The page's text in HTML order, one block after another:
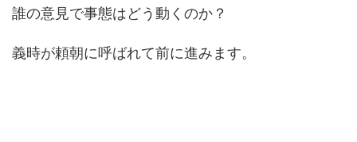
誰の意見で事態はどう動くのか？
義時が頼朝に呼ばれて前に進みます。